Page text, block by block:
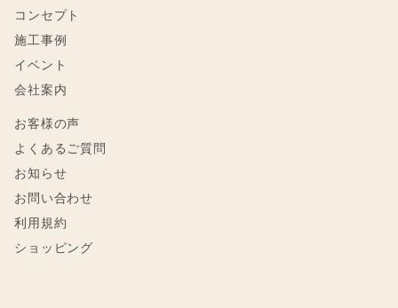
コンセプト
施工事例
イベント
会社案内
お客様の声
よくあるご質問
お知らせ
お問い合わせ
利用規約
ショッピング